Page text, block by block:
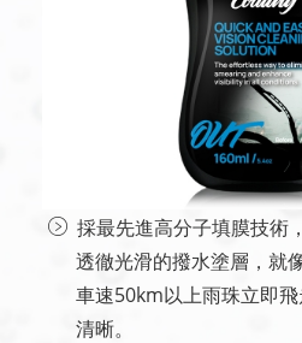
採最先進高分子填膜技術
透徹光滑的撥水塗層，就
車速50km以上雨珠立即
清晰。